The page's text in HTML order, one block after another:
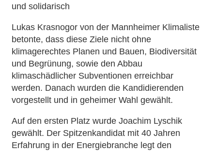
und solidarisch
Lukas Krasnogor von der Mannheimer Klimaliste
betonte, dass diese Ziele nicht ohne
klimagerechtes Planen und Bauen, Biodiversität
und Begrünung, sowie den Abbau
klimaschädlicher Subventionen erreichbar
werden. Danach wurden die Kandidierenden
vorgestellt und in geheimer Wahl gewählt.
Auf den ersten Platz wurde Joachim Lyschik
gewählt. Der Spitzenkandidat mit 40 Jahren
Erfahrung in der Energiebranche legt den